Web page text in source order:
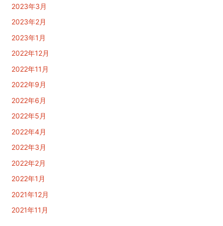
2023年3月
2023年2月
2023年1月
2022年12月
2022年11月
2022年9月
2022年6月
2022年5月
2022年4月
2022年3月
2022年2月
2022年1月
2021年12月
2021年11月